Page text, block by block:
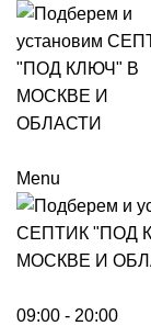
Menu
09:00 - 20:00